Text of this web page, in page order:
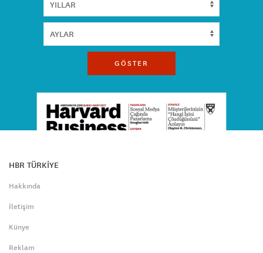
GÖSTER
HBR TÜRKİYE
Hakkında
İletişim
Künye
Reklam